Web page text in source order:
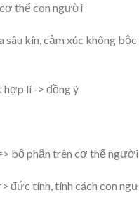
thể con người
kín, cảm xúc không bộc
hợp lí -> đồng ý
bộ phận trên cơ thể người
đức tính, tính cách con